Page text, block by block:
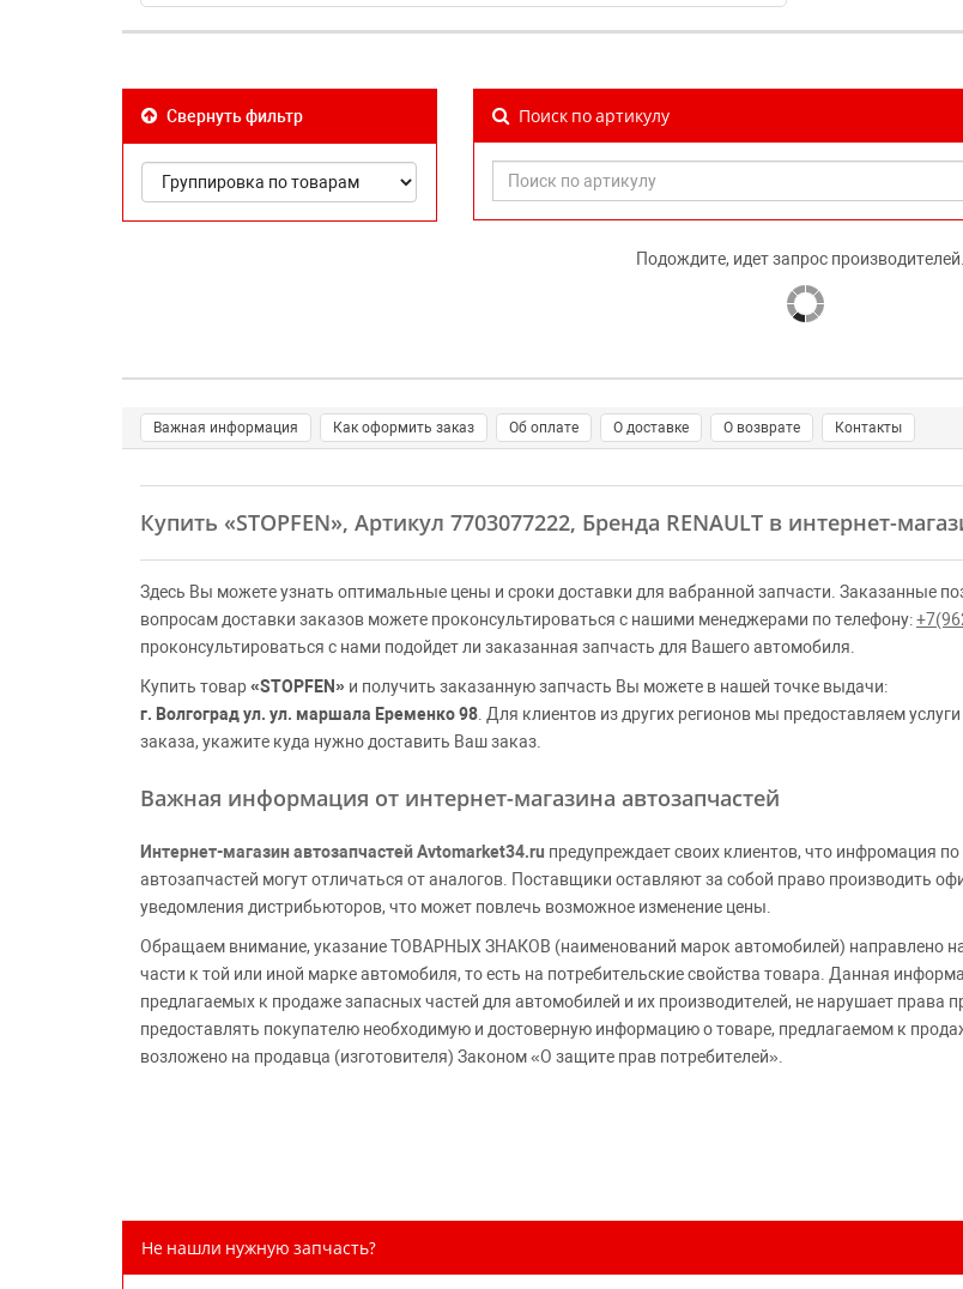
Свернуть фильтр Поиск по артикулу
Подождите, идет запрос
Важная информация Как оформить заказ Об оплате О доставке О возврате Контакты
Купить «STOPFEN», Артикул 7703077222, Бренда RENAULT в интернет-
Здесь Вы можете узнать оптимальные цены и сроки доставки для вабранной запчасти. Заказанные
вопросам доставки заказов можете проконсультироваться с нашими менеджерами по телефону:
проконсультироваться с нами подойдет ли заказанная запчасть для Вашего автомобиля.
Купить товар«STOPFEN» и получить заказанную запчасть Вы можете в нашей точке выдачи:
г. Волгоград ул. ул. маршала Еременко 98 . Для клиентов из других регионов мы предоставляем
заказа, укажите куда нужно доставить Ваш заказ.
Важная информация от интернет-магазина автозапчастей
Интернет-магазин автозапчастей Avtomarket34.ru предупреждает своих клиентов, что инфромация
автозапчастей могут отличаться от аналогов. Поставщики оставляют за собой право производить
уведомления дистрибьюторов, что может повлечь возможное изменение цены.
Обращаем внимание, указание ТОВАРНЫХ ЗНАКОВ (наименований марок автомобилей) направлено
части к той или иной марке автомобиля, то есть на потребительские свойства товара. Данная
предлагаемых к продаже запасных частей для автомобилей и их производителей, не нарушает права
предоставлять покупателю необходимую и достоверную информацию о товаре, предлагаемом к
возложено на продавца (изготовителя) Законом «О защите прав потребителей».
Не нашли нужную запчасть?